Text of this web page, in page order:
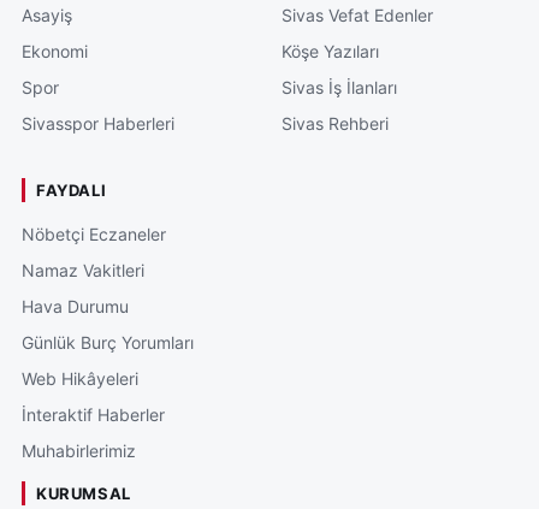
Asayiş
Ekonomi
Spor
Sivasspor Haberleri
Sivas Vefat Edenler
Köşe Yazıları
Sivas İş İlanları
Sivas Rehberi
FAYDALI
Nöbetçi Eczaneler
Namaz Vakitleri
Hava Durumu
Günlük Burç Yorumları
Web Hikâyeleri
İnteraktif Haberler
Muhabirlerimiz
KURUMSAL